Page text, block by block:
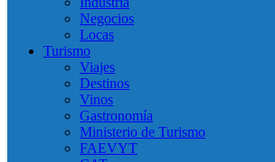
Negocios
Locas
Turismo
Viajes
Destinos
Vinos
Gastronomía
Ministerio de Turismo
FAEVYT